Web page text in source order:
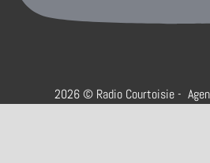
2026 © Radio Courtoisie -